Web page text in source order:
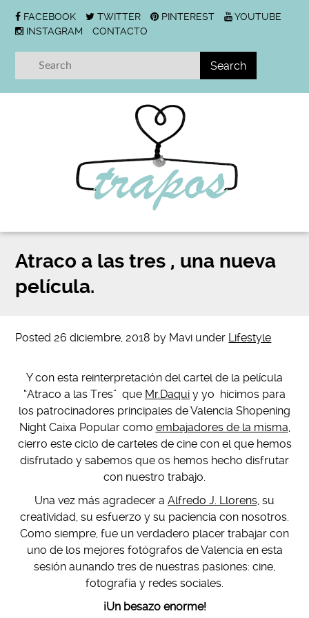
FACEBOOK TWITTER PINTEREST
YOUTUBE
INSTAGRAM
CONTACTO
Atraco a las tres , una nueva
película.
Posted26 diciembre, 2018 by Mavi under Lifestyle
Y con esta reinterpretación del cartel de la película
“Atraco a las Tres” que Mr.Daqui y yo hicimos para
los patrocinadores principales de Valencia Shopening
Night Caixa Popular como embajadores de la misma,
cierro este ciclo de carteles de cine con el que hemos
disfrutado y sabemos que os hemos hecho disfrutar
con nuestro trabajo.
Una vez más agradecer a Alfredo J. Llorens, su
creatividad, su esfuerzo y su paciencia con nosotros.
Como siempre, fue un verdadero placer trabajar con
uno de los mejores fotógrafos de Valencia en esta
sesión aunando tres de nuestras pasiones: cine,
fotografía y redes sociales.
¡Un besazo enorme!